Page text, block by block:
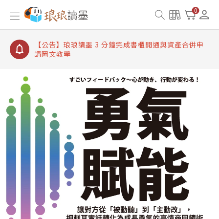
0
【公告】琅琅讀墨書櫃開通常見問題
【公告】琅琅讀墨 3 分鐘完成書櫃開通與資產合併申
【公告】琅琅書店服務升級重要說明及資產合併結果
查詢